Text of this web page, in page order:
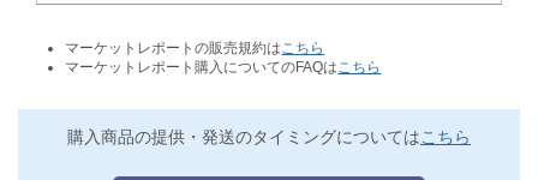
マーケットレポートの販売規約は こちら
マーケットレポート購入についてのFAQは こちら
購入商品の提供・発送のタイミングについてはこちら